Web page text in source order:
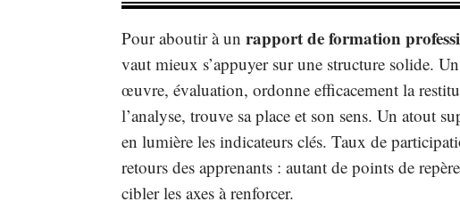
Pour aboutir à un rapport de formation
vaut mieux s’appuyer sur une structure solide.
œuvre, évaluation, ordonne efficacement la
l’analyse, trouve sa place et son sens. Un atout
en lumière les indicateurs clés. Taux de
retours des apprenants : autant de points de
cibler les axes à renforcer.